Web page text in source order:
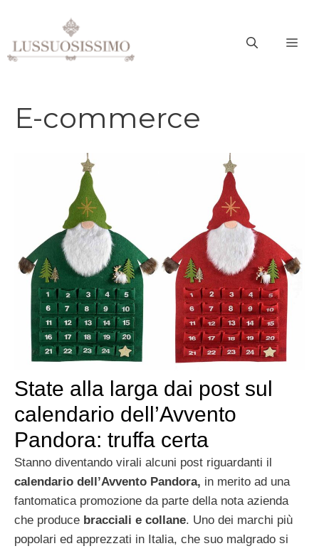
contenuto
E-commerce
State alla larga dai post sul
calendario dell’Avvento
Pandora: truffa certa
Stanno diventando virali alcuni post riguardanti il
calendario dell’Avvento Pandora, in merito ad una
fantomatica promozione da parte della nota azienda
che produce bracciali e collane. Uno dei marchi più
popolari ed apprezzati in Italia, che suo malgrado si